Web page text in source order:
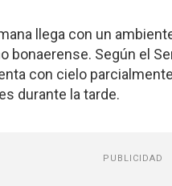
llega con un
bonaerense. Según el
con cielo
durante la tarde.
PUBLICIDAD